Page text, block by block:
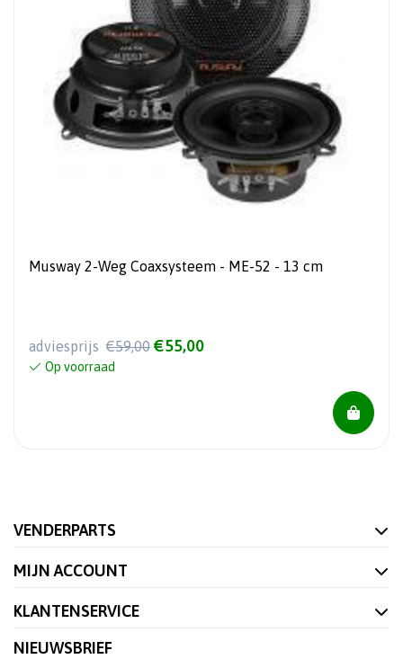
Musway 2-Weg Coaxsysteem - ME-52 - 13 cm
adviesprijs €59,00 €55,00
Op voorraad
VENDERPARTS
MIJN ACCOUNT
KLANTENSERVICE
NIEUWSBRIEF